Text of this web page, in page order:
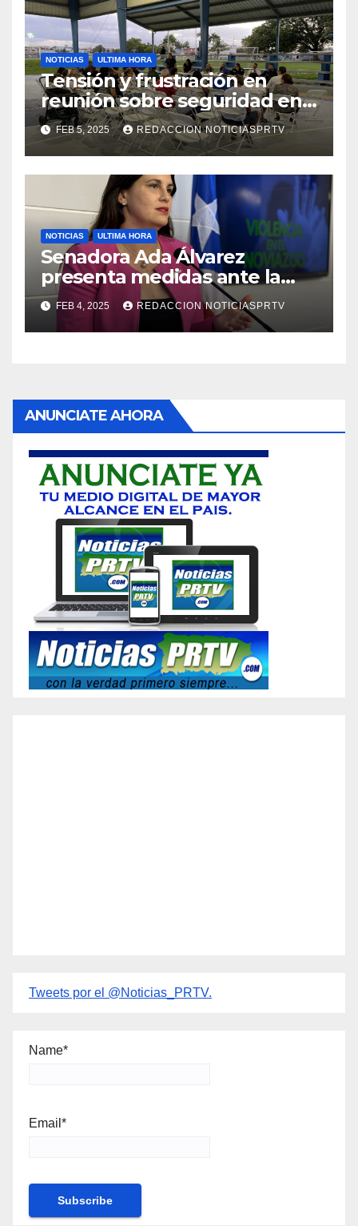
NOTICIAS ULTIMA HORA
Tensión y frustración en
reunión sobre seguridad en
Reparto Metropolitano
FEB 5, 2025 REDACCION NOTICIASPRTV
NOTICIAS ULTIMA HORA
Senadora Ada Álvarez
presenta medidas ante la
violencia en el noviazgo
FEB 4, 2025 REDACCION NOTICIASPRTV
ANUNCIATE AHORA
Tweets por el @Noticias_PRTV.
Name*
Email*